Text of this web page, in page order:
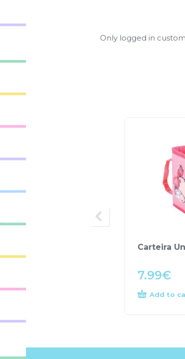
Only logged in
Carteira
7.99€
Add to